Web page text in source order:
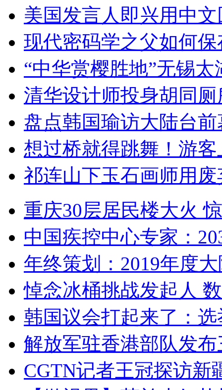
美国发言人即兴用中
现代密码学之父如何
“中华赏樱胜地”无锡
清华设计师投身胡同
盘点韩国瑜访大陆台
想过桥就得跳舞！游客
祁连山下玉石画师用
重庆30层居民楼大火
中国疾控中心专家：
年终策划：2019年度
悼念冰桶挑战发起人
韩国议会打起来了：
解放军驻香港部队发
CGTN记者王冠探访新